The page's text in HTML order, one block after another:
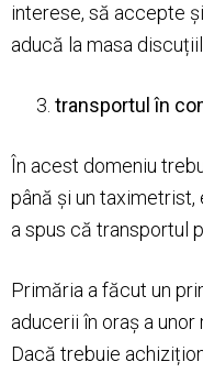
interese, să accepte
aducă la masa
transportul în
În acest domeniu
până și un
a spus că transportul
Primăria a făcut un
aducerii în oraș a
Dacă trebuie